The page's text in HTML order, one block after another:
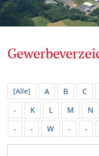
[Alle] A B C
-
K L M N
-
- W - -